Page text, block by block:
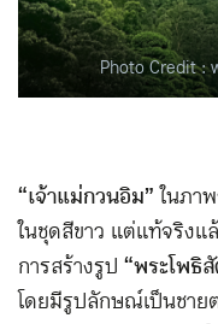
Photo Credit :
“เจ้าแม่กวนอิม”ในภา
ในชุดสีขาว แต่แท้จริง
การสร้างรูป“พระโพธิ
โดยมีรูปลักษณ์เป็นชาย